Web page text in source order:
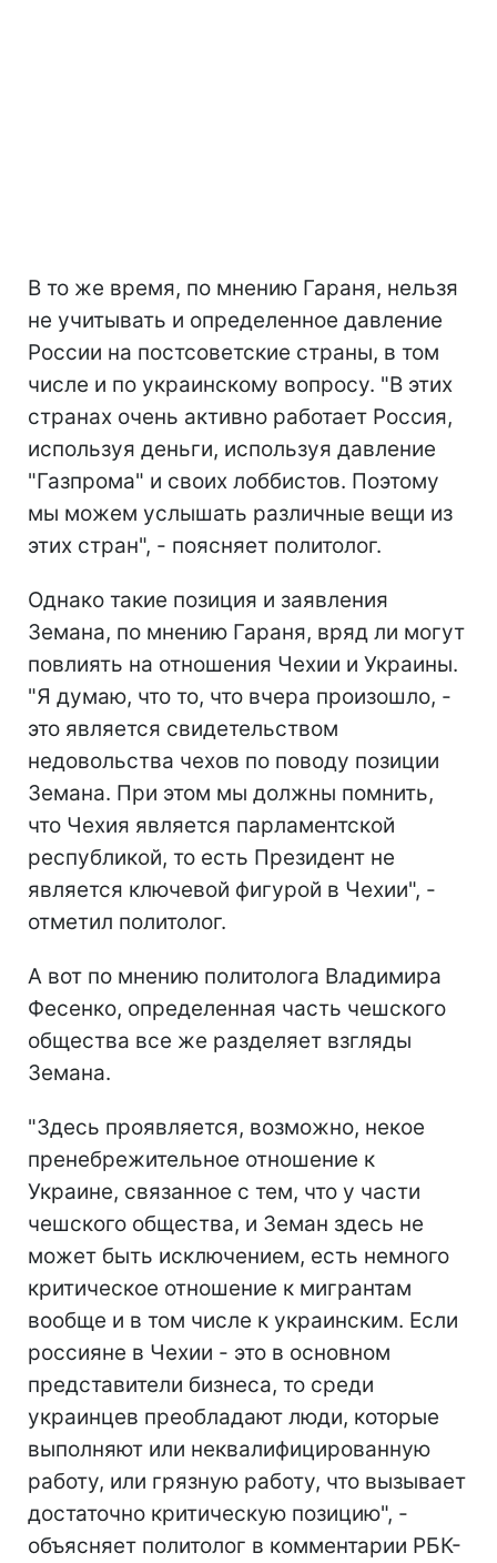
В то же время, по мнению Гараня, нельзя
не учитывать и определенное давление
России на постсоветские страны, в том
числе и по украинскому вопросу. "В этих
странах очень активно работает Россия,
используя деньги, используя давление
"Газпрома" и своих лоббистов. Поэтому
мы можем услышать различные вещи из
этих стран", - поясняет политолог.
Однако такие позиция и заявления
Земана, по мнению Гараня, вряд ли могут
повлиять на отношения Чехии и Украины.
"Я думаю, что то, что вчера произошло, -
это является свидетельством
недовольства чехов по поводу позиции
Земана. При этом мы должны помнить,
что Чехия является парламентской
республикой, то есть Президент не
является ключевой фигурой в Чехии", -
отметил политолог.
А вот по мнению политолога Владимира
Фесенко, определенная часть чешского
общества все же разделяет взгляды
Земана.
"Здесь проявляется, возможно, некое
пренебрежительное отношение к
Украине, связанное с тем, что у части
чешского общества, и Земан здесь не
может быть исключением, есть немного
критическое отношение к мигрантам
вообще и в том числе к украинским. Если
россияне в Чехии - это в основном
представители бизнеса, то среди
украинцев преобладают люди, которые
выполняют или неквалифицированную
работу, или грязную работу, что вызывает
достаточно критическую позицию", -
объясняет политолог в комментарии РБК-